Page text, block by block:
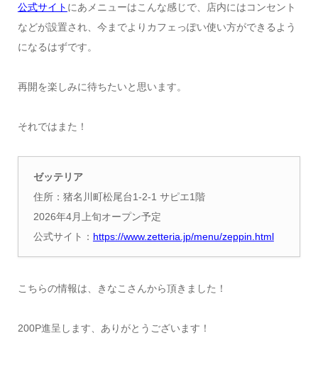
公式サイト にあメニューはこんな感じで、店内にはコンセント
などが設置され、今までよりカフェっぽい使い方ができるよう
になるはずです。
再開を楽しみに待ちたいと思います。
それではまた！
ゼッテリア
住所：猪名川町松尾台1-2-1 サピエ1階
2026年4月上旬オープン予定
公式サイト： https://www.zetteria.jp/menu/zeppin.html
こちらの情報は、きなこさんから頂きました！
200P進呈します、ありがとうございます！